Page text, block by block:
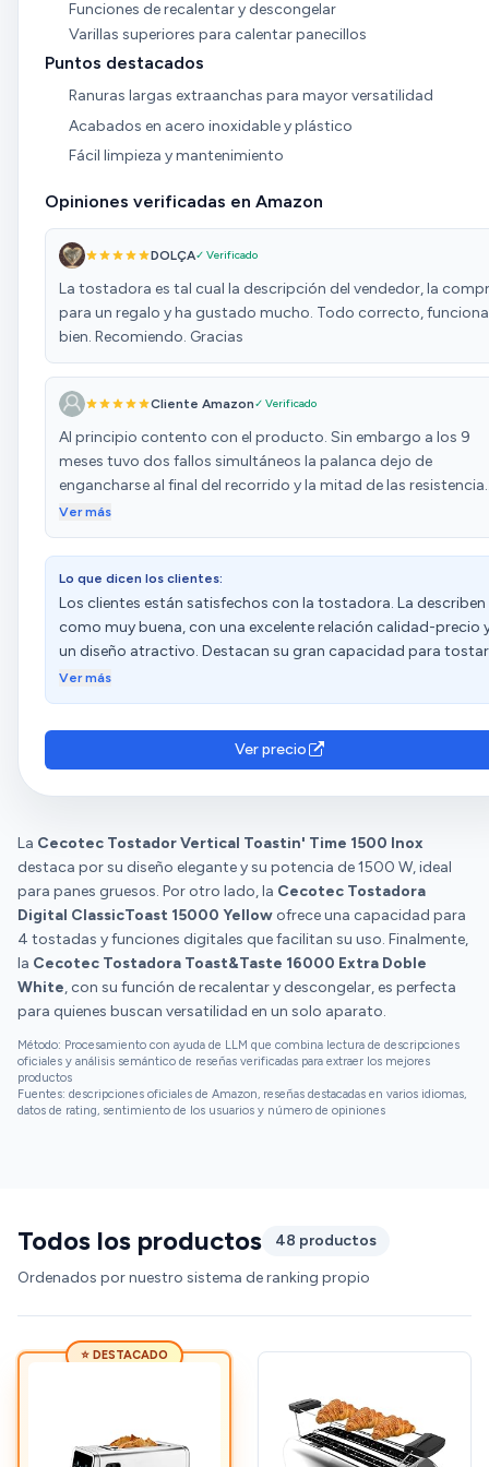
Funciones de recalentar y descongelar
Varillas superiores para calentar panecillos
Puntos destacados
Ranuras largas extraanchas para mayor versatilidad
Acabados en acero inoxidable y plástico
Fácil limpieza y mantenimiento
Opiniones verificadas en Amazon
DOLÇA✓ Verificado
La tostadora es tal cual la descripción del vendedor, la
para un regalo y ha gustado mucho. Todo correcto, funciona
bien. Recomiendo. Gracias
Cliente Amazon✓ Verificado
Al principio contento con el producto. Sin embargo a los 9
meses tuvo dos fallos simultáneos la palanca dejo de
engancharse al final del recorrido y la mitad de las
dejaron de funcionar. Notifiqué el fallo a través de Amazon a
caótico (nada insalvable) pero siguiendo los pasos que me
fueron indicando por correo (video, foto numero de serie,
finalmente a los pocos días me sustituyeron el tostador por
otro similar pero más moderno. Así que doy 5 estrellas por el
servicio de CECOTEC y Amazon. Una pena que tras leer aquí
mismo que el servicio postventa era malísimo, ya había
comprado otra tostadora y no tenia ninguna fe en una buen
servicio fue perfecto, tengo tostadora nueva y más moderna
en sustitución del fallo de la anterior.
Ver más
Lo que dicen los clientes:
Los clientes están satisfechos con la tostadora. La describen
como muy buena, con una excelente relación calidad-precio
un diseño atractivo. Destacan su gran capacidad para tostar
rebanadas grandes y anchas de pan. Además, valoran su
sobre el funcionamiento y el tostado son diversas.
Ver más
Ver precio
La Cecotec Tostador Vertical Toastin' Time 1500 Inox
destaca por su diseño elegante y su potencia de 1500 W, ideal
para panes gruesos. Por otro lado, la Cecotec Tostadora
Digital ClassicToast 15000 Yellow ofrece una capacidad para
4 tostadas y funciones digitales que facilitan su uso. Finalmente,
la Cecotec Tostadora Toast&Taste 16000 Extra Doble
White, con su función de recalentar y descongelar, es perfecta
para quienes buscan versatilidad en un solo aparato.
Método: Procesamiento con ayuda de LLM que combina lectura de descripciones
oficiales y análisis semántico de reseñas verificadas para extraer los mejores
productos
Fuentes: descripciones oficiales de Amazon, reseñas destacadas en varios idiomas,
datos de rating, sentimiento de los usuarios y número de opiniones
Todos los productos
48 productos
Ordenados por nuestro sistema de ranking propio
⭐ DESTACADO